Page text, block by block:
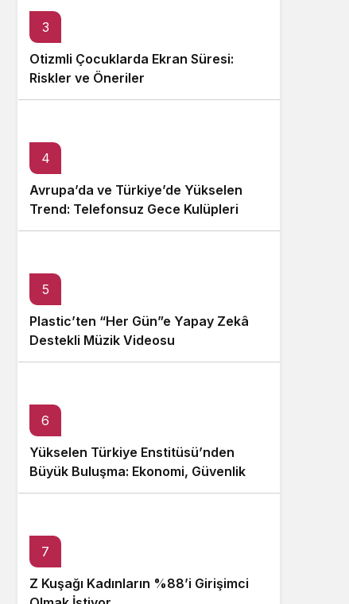
3
Otizmli Çocuklarda Ekran Süresi:
Riskler ve Öneriler
4
Avrupa’da ve Türkiye’de Yükselen
Trend: Telefonsuz Gece Kulüpleri
5
Plastic’ten “Her Gün”e Yapay Zekâ
Destekli Müzik Videosu
6
Yükselen Türkiye Enstitüsü’nden
Büyük Buluşma: Ekonomi, Güvenlik
Politikaları ve Hukuk Konferansı
7
Z Kuşağı Kadınların %88’i Girişimci